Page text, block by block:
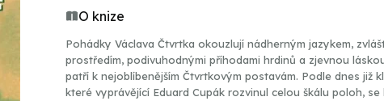
O knize
Pohádky Václava Čtvrtka okouzlují nádherným jazykem,
prostředím, podivuhodnými příhodami hrdinů a zjevnou
patří k nejoblíbenějším Čtvrtkovým postavám. Podle dnes již
které vyprávějící Eduard Cupák rozvinul celou škálu poloh,